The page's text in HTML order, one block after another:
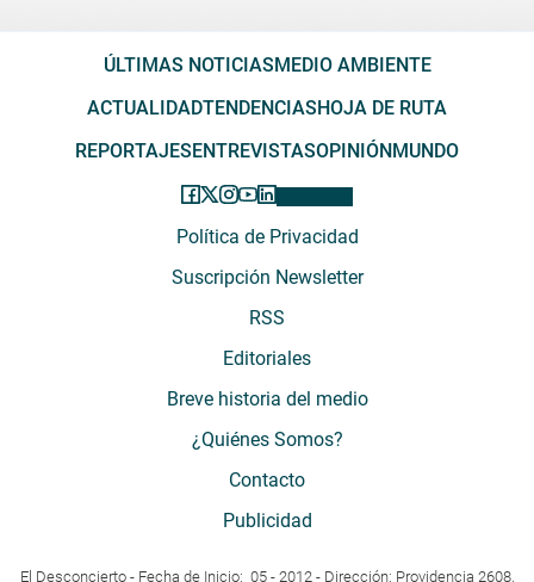
ÚLTIMAS NOTICIASMEDIO AMBIENTE
ACTUALIDADTENDENCIASHOJA DE RUTA
REPORTAJESENTREVISTASOPINIÓNMUNDO
Política de Privacidad
Suscripción Newsletter
RSS
Editoriales
Breve historia del medio
¿Quiénes Somos?
Contacto
Publicidad
El Desconcierto - Fecha de Inicio: 05 - 2012 - Dirección: Providencia 2608,